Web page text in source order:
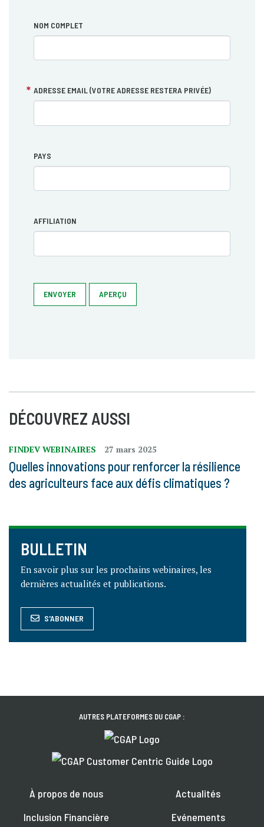
NOM COMPLET
ADRESSE EMAIL (VOTRE ADRESSE RESTERA PRIVÉE)
PAYS
AFFILIATION
ENVOYER APERÇU
DÉCOUVREZ AUSSI
FINDEV WEBINAIRES 27 mars 2025
Quelles innovations pour renforcer la résilience
des agriculteurs face aux défis climatiques ?
BULLETIN
En savoir plus sur les prochains webinaires, les
dernières actualités et publications.
S'ABONNER
AUTRES PLATEFORMES DU CGAP :
À propos de nous
Inclusion Financière
Actualités
Evénements